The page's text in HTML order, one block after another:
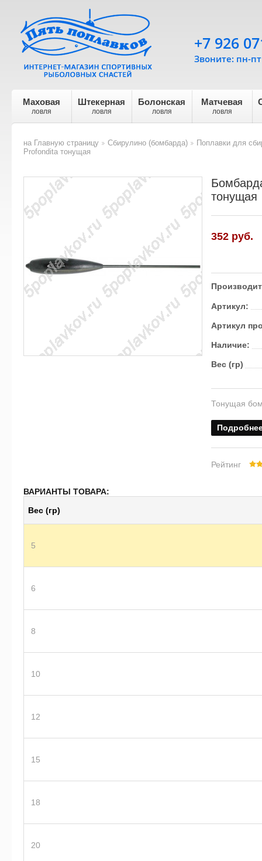
Маховая
ловля
Штекерная
ловля
Болонская
ловля
Матчевая
ловля
+7 926
Звоните: пн-
на Главную страницу
Сбирулино (бомбарда)
Поплавки для
Profondita тонущая
тонущая
352 руб.
Артикул:
Артикул
Наличие:
Вес (гр)
Тонущая
Рейтинг
ВАРИАНТЫ ТОВАРА:
Вес (гр)
5
6
8
10
12
15
18
20